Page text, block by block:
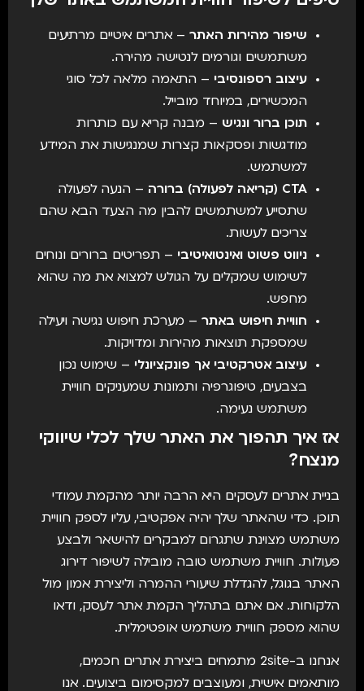
שיפור מהירות האתר – אתרים איטיים מרתיעים
משתמשים וגורמים לנטישה מהירה.
עיצוב רספונסיבי – התאמה מלאה לכל סוגי
המכשירים, במיוחד מובייל.
תוכן ברור ונגיש – מבנה קריא עם כותרות
מודגשות ופסקאות קצרות שמנגישות את המידע
למשתמש.
CTA (קריאה לפעולה) ברורה
– הנעה לפעולה
שתסייע למשתמשים להבין מה הצעד הבא שהם
צריכים לעשות.
ניווט פשוט ואינטואיטיבי – תפריטים ברורים ונוחים
לשימוש שמקלים על הגולש למצוא את מה שהוא
מחפש.
חוויית חיפוש באתר – מערכת חיפוש נגישה ויעילה
שמספקת תוצאות מהירות ומדויקות.
עיצוב אטרקטיבי אך פונקציונלי – שימוש נכון
בצבעים, טיפוגרפיה ותמונות שמעניקים חוויית
משתמש נעימה.
אז איך תהפוך את האתר שלך לכלי שיווקי
מנצח?
בניית אתרים לעסקים היא הרבה יותר מהקמת עמודי
תוכן. כדי שהאתר שלך יהיה אפקטיבי, עליו לספק חוויית
משתמש מצוינת שתגרום למבקרים להישאר ולבצע
פעולות. חוויית משתמש טובה מובילה לשיפור דירוג
האתר בגוגל, להגדלת שיעורי ההמרה וליצירת אמון מול
הלקוחות. אם אתם בתהליך הקמת אתר לעסק, ודאו
שהוא מספק חוויית משתמש אופטימלית.
אנחנו ב-2site מתמחים ביצירת אתרים חכמים,
מותאמים אישית, ומעוצבים למקסימום ביצועים. אנו